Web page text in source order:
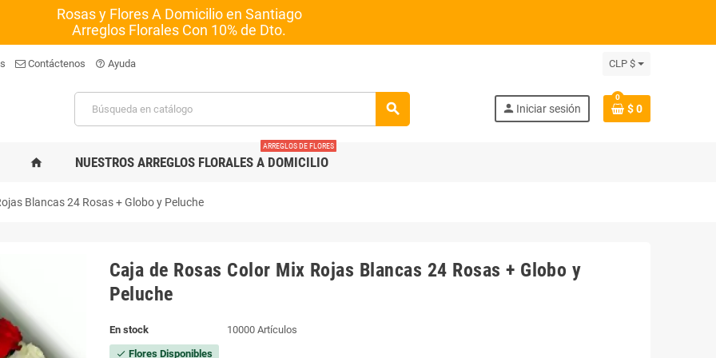
Rosas y Flores A Domicilio en Santiago
Arreglos Florales Con 10% de Dto.
Contáctenos help_outline Ayuda CLP $
search person Iniciar sesión
0
$ 0
home NUESTROS ARREGLOS FLORALES A DOMICILIO
ARREGLOS DE FLORES
Blancas 24 Rosas + Globo y Peluche
Caja de Rosas Color Mix Rojas Blancas 24 Rosas + Globo y
Peluche
En stock 10000 Artículos
check Flores Disponibles